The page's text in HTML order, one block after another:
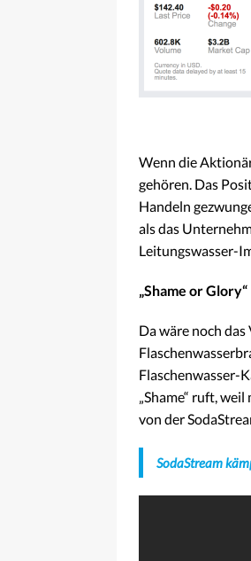
Wenn die
gehören. Das
Handeln
als das
Leitungswasser-
„Shame or Glory“
Da wäre noch das
Flaschenwasser-
„Shame“ ruft,
von der
SodaStream